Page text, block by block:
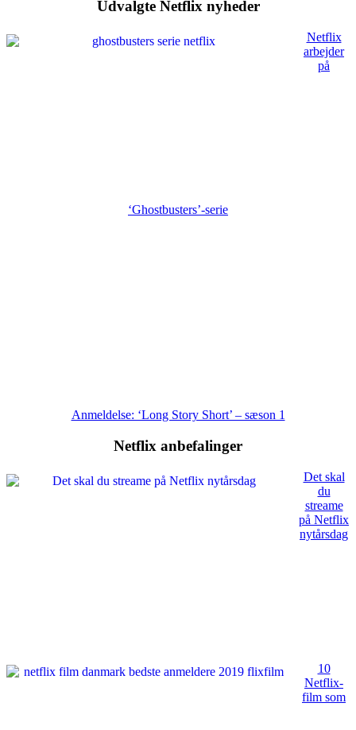
Udvalgte Netflix nyheder
Netflix
arbejder
på
‘Ghostbusters’-serie
Anmeldelse: ‘Long Story Short’ – sæson 1
Netflix anbefalinger
Det skal
du
streame
på Netflix
nytårsdag
10
Netflix-
film som